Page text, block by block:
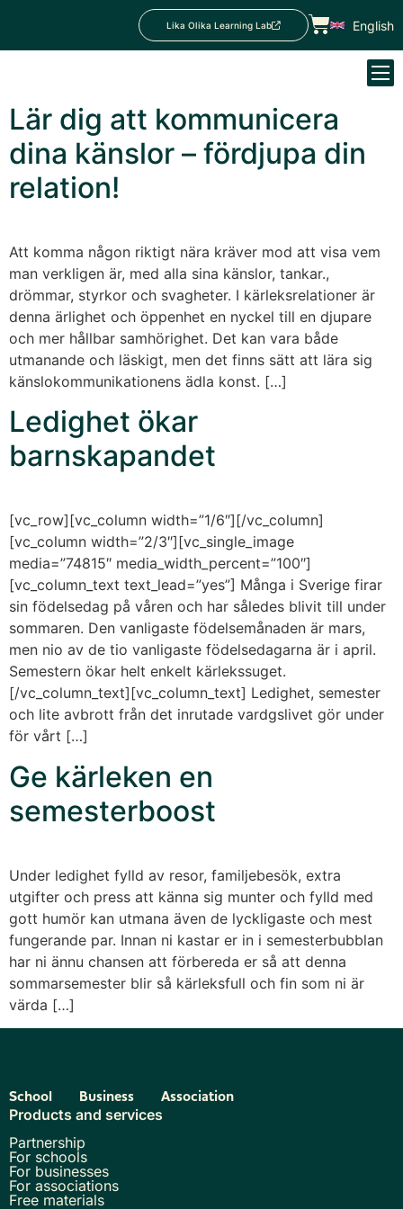
Lika Olika Learning Lab English
Lär dig att kommunicera
dina känslor – fördjupa din
relation!
Att komma någon riktigt nära kräver mod att visa vem
man verkligen är, med alla sina känslor, tankar.,
drömmar, styrkor och svagheter. I kärleksrelationer är
denna ärlighet och öppenhet en nyckel till en djupare
och mer hållbar samhörighet. Det kan vara både
utmanande och läskigt, men det finns sätt att lära sig
känslokommunikationens ädla konst. […]
Ledighet ökar
barnskapandet
[vc_row][vc_column width=”1/6″][/vc_column]
[vc_column width=”2/3″][vc_single_image
media=”74815″ media_width_percent=”100″]
[vc_column_text text_lead=”yes”] Många i Sverige firar
sin födelsedag på våren och har således blivit till under
sommaren. Den vanligaste födelsemånaden är mars,
men nio av de tio vanligaste födelsedagarna är i april.
Semestern ökar helt enkelt kärlekssuget.
[/vc_column_text][vc_column_text] Ledighet, semester
och lite avbrott från det inrutade vardgslivet gör under
för vårt […]
Ge kärleken en
semesterboost
Under ledighet fylld av resor, familjebesök, extra
utgifter och press att känna sig munter och fylld med
gott humör kan utmana även de lyckligaste och mest
fungerande par. Innan ni kastar er in i semesterbubblan
har ni ännu chansen att förbereda er så att denna
sommarsemester blir så kärleksfull och fin som ni är
värda […]
School Business Association
Products and services
Partnership
For schools
For businesses
For associations
Free materials